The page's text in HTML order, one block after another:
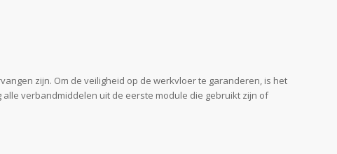
zijn. Om de veiligheid op de werkvloer te garanderen, is het
verbandmiddelen uit de eerste module die gebruikt zijn of